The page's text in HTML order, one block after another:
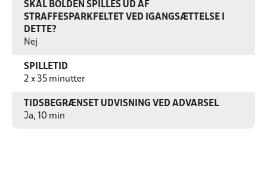
SKAL BOLDEN SPILLES UD AF
STRAFFESPARKFELTET VED IGANGSÆTTELSE I
DETTE?
Nej
SPILLETID
2 x 35 minutter
TIDSBEGRÆNSET UDVISNING VED ADVARSEL
Ja, 10 min